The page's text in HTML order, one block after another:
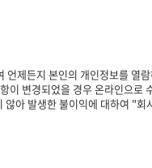
제든지 본인의 개인정보를 열
변경되었을 경우 온라인으로
아 발생한 불이익에 대하여 "회